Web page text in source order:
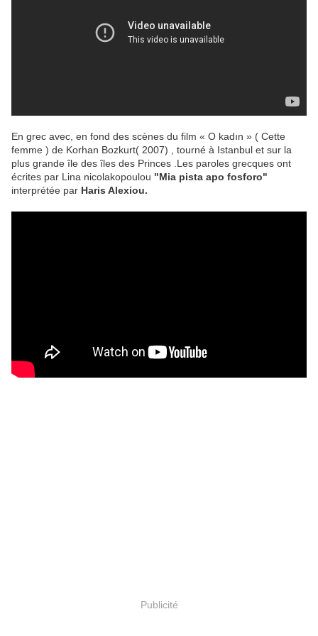
En grec avec, en fond des scènes du film « O kadın » ( Cette
femme ) de Korhan Bozkurt( 2007) , tourné à Istanbul et sur la
plus grande île des îles des Princes .Les paroles grecques ont
écrites par Lina nicolakopoulou "Mia pista apo fosforo"
interprétée par Haris Alexiou.
Publicité